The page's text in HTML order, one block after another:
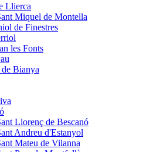
Llierca
Miquel de Montella
de Finestres
les Fonts
Bianya
Llorenç de Bescanó
Andreu d'Estanyol
Mateu de Vilanna